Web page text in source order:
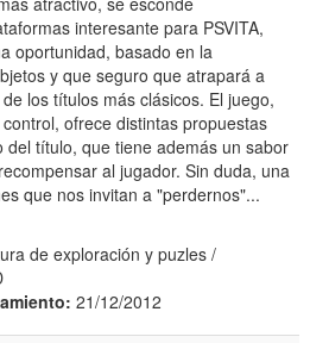
interesante para PSVITA,
oportunidad, basado en la
y que seguro que atrapará a
los títulos más clásicos. El juego,
ofrece distintas propuestas
del título, que tiene además un sabor
al jugador. Sin duda, una
que nos invitan a "perdernos"...
de exploración y puzles /
21/12/2012